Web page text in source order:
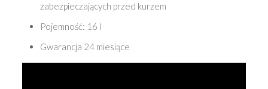
zabezpieczających przed kurzem
Pojemność: 16 l
Gwarancja 24 miesiące